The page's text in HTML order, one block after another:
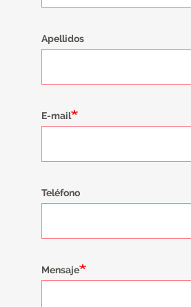
Apellidos
E-mail
Teléfono
Mensaje